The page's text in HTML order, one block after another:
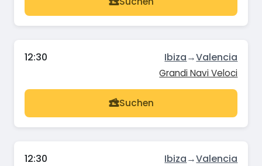
12:30 Ibiza→Valencia
Grandi Navi Veloci
Suchen
12:30 Ibiza→Valencia